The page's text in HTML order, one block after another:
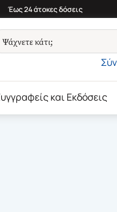
Έως 24 άτοκες δόσεις
και Εκδόσεις